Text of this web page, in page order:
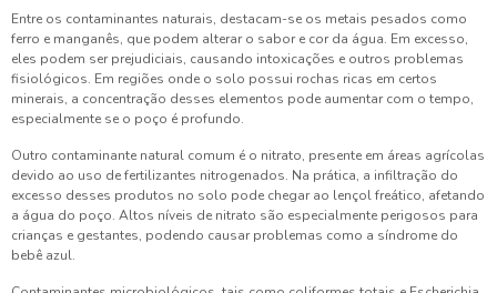
Entre os contaminantes naturais, destacam-se os metais pesados como
ferro e manganês, que podem alterar o sabor e cor da água. Em excesso,
eles podem ser prejudiciais, causando intoxicações e outros problemas
fisiológicos. Em regiões onde o solo possui rochas ricas em certos
minerais, a concentração desses elementos pode aumentar com o tempo,
especialmente se o poço é profundo.
Outro contaminante natural comum é o nitrato, presente em áreas agrícolas
devido ao uso de fertilizantes nitrogenados. Na prática, a infiltração do
excesso desses produtos no solo pode chegar ao lençol freático, afetando
a água do poço. Altos níveis de nitrato são especialmente perigosos para
crianças e gestantes, podendo causar problemas como a síndrome do
bebê azul.